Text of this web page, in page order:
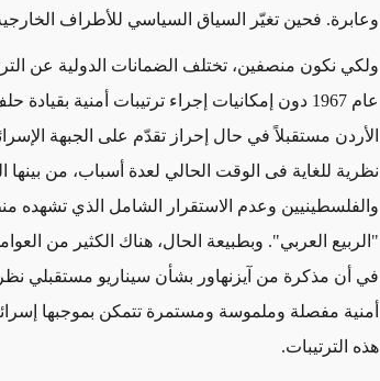
وعابرة. فحين تغيّر السياق السياسي للأطراف
ولكي نكون منصفين، تختلف الضمانات الدولية عن
عام 1967 دون إمكانيات إجراء ترتيبات أمنية
الأردن مستقبلاً في حال إحراز تقدّم على الجبهة
نظرية للغاية فى الوقت الحالي لعدة أسباب، من بينها
والفلسطينيين وعدم الاستقرار الشامل الذي تشهده
"الربيع العربي". وبطبيعة الحال، هناك الكثير من
في أن مذكرة من آيزنهاور بشأن سيناريو مستقبلي
أمنية مفصلة وملموسة ومستمرة تتمكن بموجبها
هذه الترتيبات.